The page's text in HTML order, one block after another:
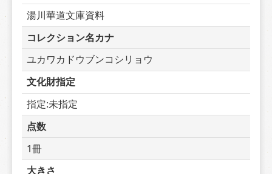
湯川華道文庫資料
コレクション名カナ
ユカワカドウブンコシリョウ
文化財指定
指定:未指定
点数
1冊
大きさ